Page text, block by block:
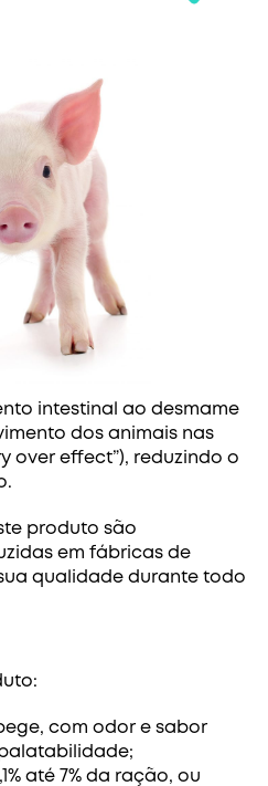
intestinal ao desmame
dos animais nas
over effect”), reduzindo o
produto são
em fábricas de
qualidade durante todo
com odor e sabor
até 7% da ração, ou